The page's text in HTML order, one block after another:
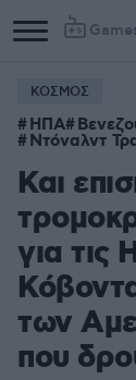
Column
1
2
ΚΟΣΜΟΣ
ΗΠΑ
Ντόναλντ
Και
για
των
που